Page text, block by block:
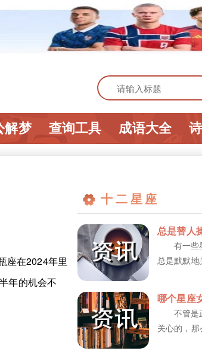
解梦 查询工具 成语大全
座在2024年里
年的机会不
十二星座
总是替人
有一些
总是默默
不管是
关心的，